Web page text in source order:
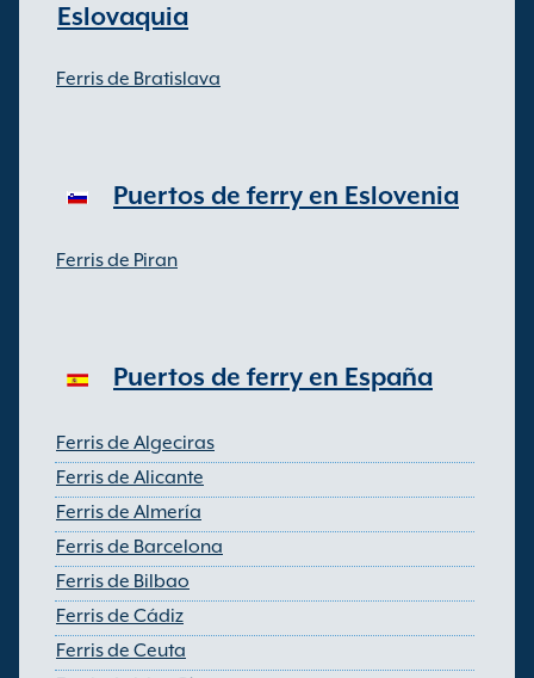
Eslovaquia
Ferris de Bratislava
Puertos de ferry en Eslovenia
Ferris de Piran
Puertos de ferry en España
Ferris de Algeciras
Ferris de Alicante
Ferris de Almería
Ferris de Barcelona
Ferris de Bilbao
Ferris de Cádiz
Ferris de Ceuta